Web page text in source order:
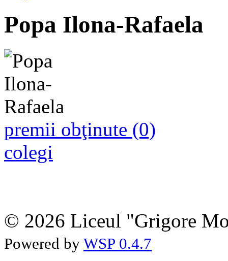
Popa Ilona-Rafaela
premii obţinute (0)
colegi
© 2026 Liceul "Grigore
Powered by WSP 0.4.7